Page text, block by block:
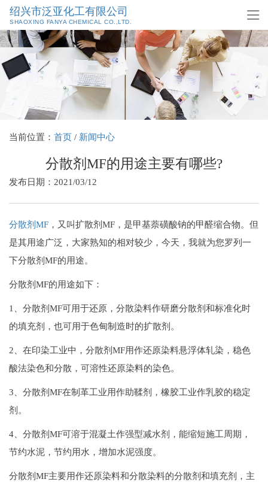
绍兴市泛亚化工有限公司
SHAOXING FANYA CHEMICAL CO.,LTD.
当前位置： 首页 / 新闻中心
分散剂MF的用途主要有哪些?
发布日期：2021/03/12
分散剂MF ，又叫扩散剂MF，是甲基萘磺酸钠的甲醛缩合物。但
是其用途广泛，大家熟知的相对较少，今天，我就为您罗列一
下分散剂MF的用途。
分散剂MF的用途如下：
1、分散剂MF可用于还原，分散染料作研磨分散剂和标准化时
的填充剂，也可用于色甸制造时的扩散剂。
2、在印染工业中，分散剂MF用作还原染料悬浮体轧染，稳色
酸法染色和分散，可溶性还原染料的染色。
3、分散剂MF在制革工业用作助鞣剂，橡胶工业作乳胶的稳定
剂。
4、分散剂MF可溶于混凝土作强型减水剂，能缩短施工周期，
节约水泥，节约用水，增加水泥强度。
分散剂MF主要用作还原染料和分散染料的分散剂和填充剂，主